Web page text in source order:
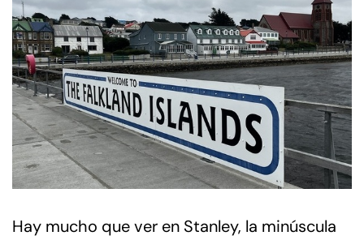
Hay mucho que ver en Stanley, la minúscula